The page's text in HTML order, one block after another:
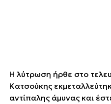
Η λύτρωση ήρθε στο
Κατσούκης
αντίπαλης άμυνας και